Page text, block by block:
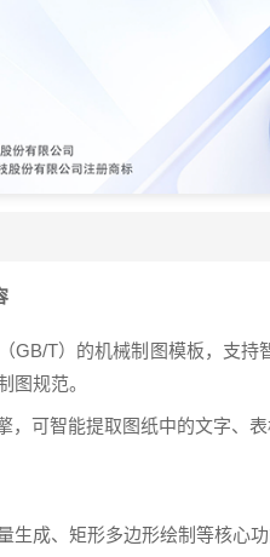
GB/T）的机械制图模板，支
图规范。
，可智能提取图纸中的文字、
生成、矩形多边形绘制等核心